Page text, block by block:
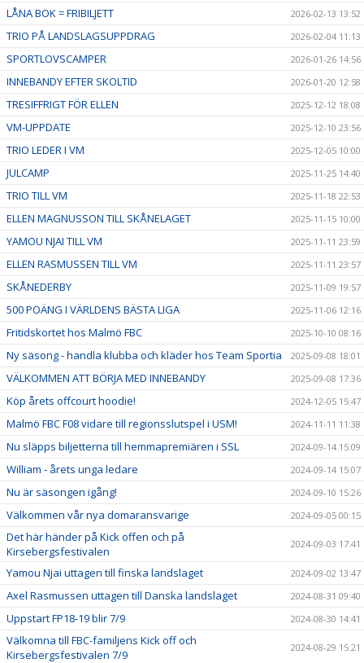
LÅNA BOK = FRIBILJETT 2026-02-13 13:52
TRIO PÅ LANDSLAGSUPPDRAG 2026-02-04 11:13
SPORTLOVSCAMPER 2026-01-26 14:56
INNEBANDY EFTER SKOLTID 2026-01-20 12:58
TRESIFFRIGT FÖR ELLEN 2025-12-12 18:08
VM-UPPDATE 2025-12-10 23:56
TRIO LEDER I VM 2025-12-05 10:00
JULCAMP 2025-11-25 14:40
TRIO TILL VM 2025-11-18 22:53
ELLEN MAGNUSSON TILL SKÅNELAGET 2025-11-15 10:00
YAMOU NJAI TILL VM 2025-11-11 23:59
ELLEN RASMUSSEN TILL VM 2025-11-11 23:57
SKÅNEDERBY 2025-11-09 19:57
500 POÄNG I VÄRLDENS BÄSTA LIGA 2025-11-06 12:16
Fritidskortet hos Malmö FBC 2025-10-10 08:16
Ny säsong - handla klubba och kläder hos Team Sportia 2025-09-08 18:01
VÄLKOMMEN ATT BÖRJA MED INNEBANDY 2025-09-08 17:36
Köp årets offcourt hoodie! 2024-12-05 15:47
Malmö FBC F08 vidare till regionsslutspel i USM! 2024-11-11 11:38
Nu släpps biljetterna till hemmapremiären i SSL 2024-09-14 15:09
William - årets unga ledare 2024-09-14 15:07
Nu är säsongen igång! 2024-09-10 15:26
Välkommen vår nya domaransvarige 2024-09-05 00:15
Det här händer på Kick offen och på
Kirsebergsfestivalen
2024-09-03 17:41
Yamou Njai uttagen till finska landslaget 2024-09-02 13:47
Axel Rasmussen uttagen till Danska landslaget 2024-08-31 09:40
Uppstart FP18-19 blir 7/9 2024-08-30 14:41
Välkomna till FBC-familjens Kick off och
Kirsebergsfestivalen 7/9
2024-08-29 15:21